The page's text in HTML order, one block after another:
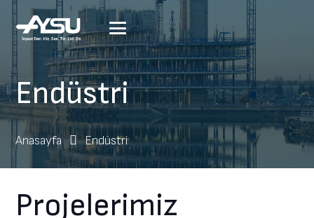
Endüstri
Anasayfa Endüstri
Projelerimiz